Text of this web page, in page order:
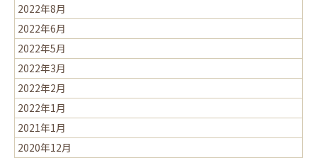
2022年8月
2022年6月
2022年5月
2022年3月
2022年2月
2022年1月
2021年1月
2020年12月